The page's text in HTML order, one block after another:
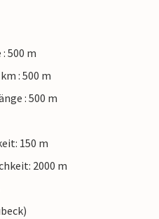
500 m
: 500 m
: 500 m
150 m
2000 m